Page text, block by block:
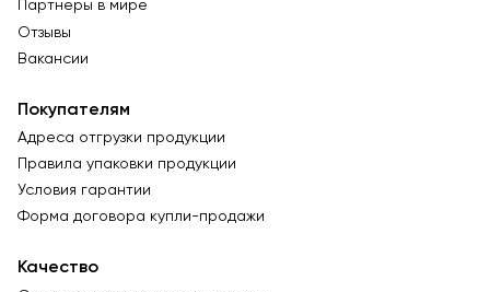
Партнеры в мире
Отзывы
Вакансии
Покупателям
Адреса отгрузки продукции
Правила упаковки продукции
Условия гарантии
Форма договора купли-продажи
Качество